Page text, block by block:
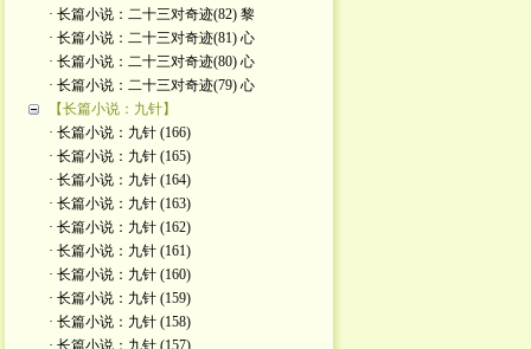
· 长篇小说：二十三对奇迹(82) 黎
· 长篇小说：二十三对奇迹(81) 心
· 长篇小说：二十三对奇迹(80) 心
· 长篇小说：二十三对奇迹(79) 心
【长篇小说：九针】
· 长篇小说：九针 (166)
· 长篇小说：九针 (165)
· 长篇小说：九针 (164)
· 长篇小说：九针 (163)
· 长篇小说：九针 (162)
· 长篇小说：九针 (161)
· 长篇小说：九针 (160)
· 长篇小说：九针 (159)
· 长篇小说：九针 (158)
· 长篇小说：九针 (157)